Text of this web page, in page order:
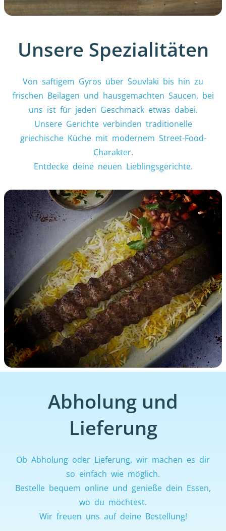
Unsere Spezialitäten
Von saftigem Gyros über Souvlaki bis hin zu
frischen Beilagen und hausgemachten Saucen, bei
uns ist für jeden Geschmack etwas dabei.
Unsere Gerichte verbinden traditionelle
griechische Küche mit modernem Street-Food-
Charakter.
Entdecke deine neuen Lieblingsgerichte.
Abholung und
Lieferung
Ob Abholung oder Lieferung, wir machen es dir
so einfach wie möglich.
Bestelle bequem online und genieße dein Essen,
wo du möchtest.
Wir freuen uns auf deine Bestellung!